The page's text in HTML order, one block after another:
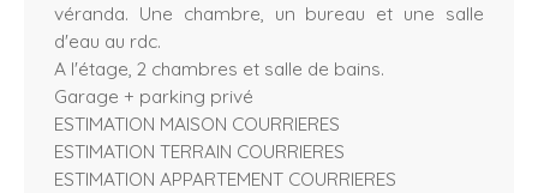
véranda. Une chambre, un bureau et une salle
d'eau au rdc.
A l'étage, 2 chambres et salle de bains.
Garage + parking privé
ESTIMATION MAISON COURRIERES
ESTIMATION TERRAIN COURRIERES
ESTIMATION APPARTEMENT COURRIERES